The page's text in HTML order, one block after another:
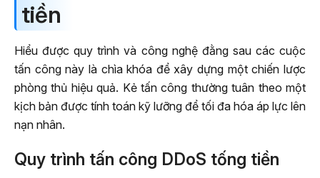
tiền
Hiểu được quy trình và công nghệ đằng sau các cuộc
tấn công này là chìa khóa để xây dựng một chiến lược
phòng thủ hiệu quả. Kẻ tấn công thường tuân theo một
kịch bản được tính toán kỹ lưỡng để tối đa hóa áp lực lên
nạn nhân.
Quy trình tấn công DDoS tống tiền